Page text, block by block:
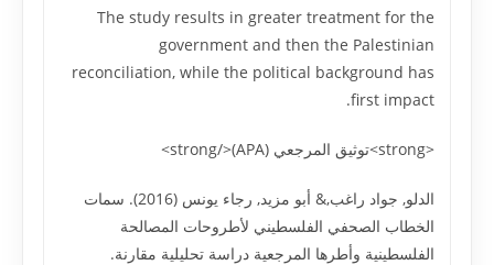
The study results in greater treatment for the
government and then the Palestinian
reconciliation, while the political background has
first impact.
<strong>توثيق المرجعي (APA)</strong>
الدلو, جواد راغب,& أبو مزيد, رجاء يونس (2016). سمات
الخطاب الصحفي الفلسطيني لأطروحات المصالحة
الفلسطينية وأطرها المرجعية دراسة تحليلية مقارنة.